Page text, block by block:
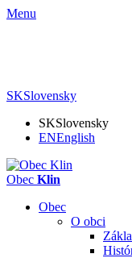
Menu
SKSlovensky
SKSlovensky
ENEnglish
Obec Klin
Obec
O obci